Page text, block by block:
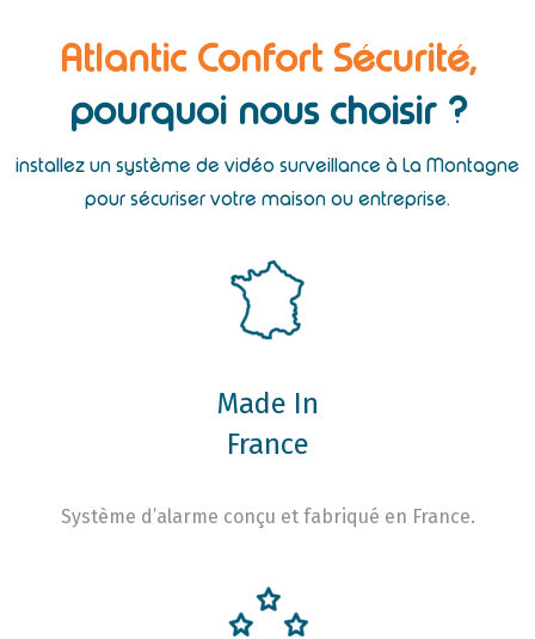
Atlantic Confort Sécurité,
pourquoi nous choisir ?
installez un système de vidéo surveillance à La Montagne
pour sécuriser votre maison ou entreprise.
Made In
France
Système d’alarme conçu et fabriqué en France.